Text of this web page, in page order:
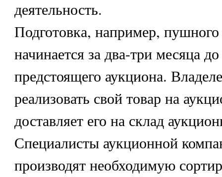
деятельность.
Подготовка, например,
начинается за два-три месяца до
предстоящего аукциона.
реализовать свой товар на
доставляет его на склад
Специалисты аукционной
производят необходимую